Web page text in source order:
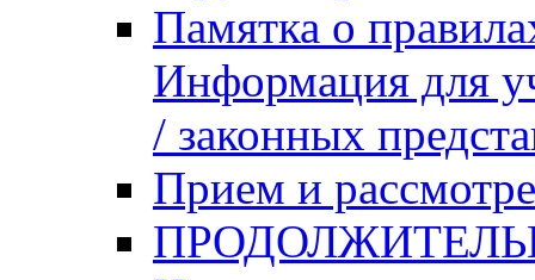
Памятка о
Информация для
/ законных
Прием и